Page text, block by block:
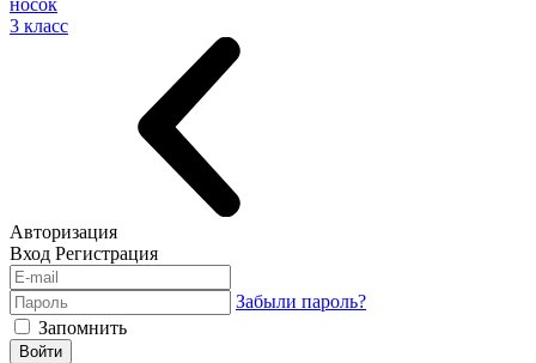
носок
3 класс
Авторизация
Вход Регистрация
Забыли пароль?
Запомнить
Войти